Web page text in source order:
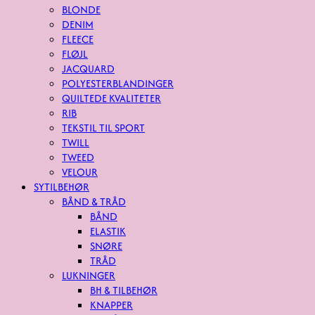
BLONDE
DENIM
FLEECE
FLØJL
JACQUARD
POLYESTERBLANDINGER
QUILTEDE KVALITETER
RIB
TEKSTIL TIL SPORT
TWILL
TWEED
VELOUR
SYTILBEHØR
BÅND & TRÅD
BÅND
ELASTIK
SNØRE
TRÅD
LUKNINGER
BH & TILBEHØR
KNAPPER